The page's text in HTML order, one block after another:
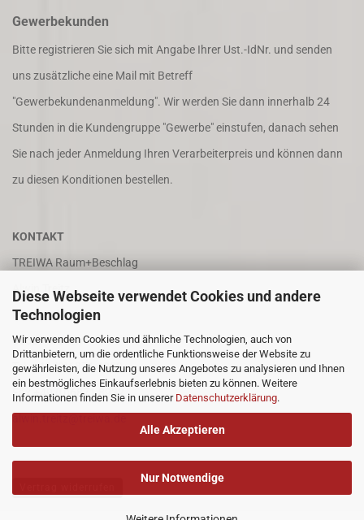
Diese Webseite verwendet Cookies und andere
Technologien
Wir verwenden Cookies und ähnliche Technologien, auch von
Drittanbietern, um die ordentliche Funktionsweise der Website zu
gewährleisten, die Nutzung unseres Angebotes zu analysieren und Ihnen
ein bestmögliches Einkaufserlebnis bieten zu können. Weitere
Informationen finden Sie in unserer Datenschutzerklärung.
Alle Akzeptieren
Nur Notwendige
Gewerbekunden
Bitte registrieren Sie sich mit Angabe Ihrer Ust.-IdNr. und senden
uns zusätzliche eine Mail mit Betreff
"Gewerbekundenanmeldung". Wir werden Sie dann innerhalb 24
Stunden in die Kundengruppe "Gewerbe" einstufen, danach sehen
Sie nach jeder Anmeldung Ihren Verarbeiterpreis und können dann
zu diesen Konditionen bestellen.
KONTAKT
TREIWA Raum+Beschlag
Alwin Treitz
In der Puhl 8
66687 Wadern
Tel. +49 (0)6871 4202
Fax +49 (0)6871 8932
alwin.treitz@treiwa.de